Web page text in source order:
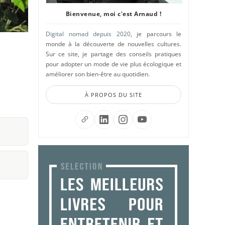
Bienvenue, moi c'est Arnaud !
Digital nomad depuis 2020, je parcours le
monde à la découverte de nouvelles cultures.
Sur ce site, je partage des conseils pratiques
pour adopter un mode de vie plus écologique et
améliorer son bien-être au quotidien.
À PROPOS DU SITE